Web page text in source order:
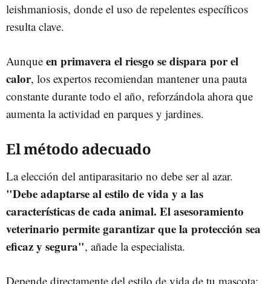
leishmaniosis, donde el uso de repelentes específicos
resulta clave.
Aunque en primavera el riesgo se dispara por el
calor, los expertos recomiendan mantener una pauta
constante durante todo el año, reforzándola ahora que
aumenta la actividad en parques y jardines.
El método adecuado
La elección del antiparasitario no debe ser al azar.
"Debe adaptarse al estilo de vida y a las
características de cada animal. El asesoramiento
veterinario permite garantizar que la protección sea
eficaz y segura", añade la especialista.
Depende directamente del estilo de vida de tu mascota: